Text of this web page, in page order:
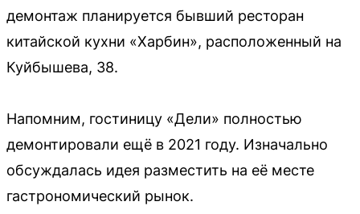
демонтаж планируется бывший ресторан
китайской кухни «Харбин», расположенный на
Куйбышева, 38.
Напомним, гостиницу «Дели» полностью
демонтировали ещё в 2021 году. Изначально
обсуждалась идея разместить на её месте
гастрономический рынок.